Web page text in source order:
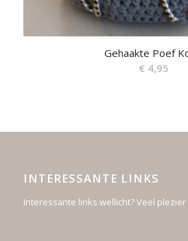
Gehaakte Poef
€4,95
INTERESSANTE LINKS
Interessante links wellicht? Veel